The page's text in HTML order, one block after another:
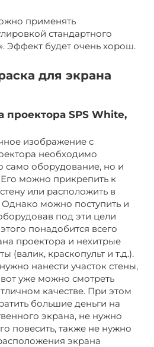
применять
стандартного
Эффект будет очень хорош.
для экрана
проектора SPS White,
изображение с
необходимо
само оборудование, но и
можно прикрепить к
или расположить в
можно поступить и
под эти цели
понадобится всего
проектора и нехитрые
(валик, краскопульт и т.д.).
нанести участок стены,
уже можно смотреть
качестве. При этом
большие деньги на
экрана, не нужно
повесить, также не нужно
экрана